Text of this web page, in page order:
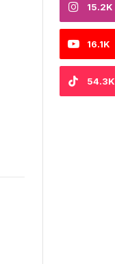
15.2K
16.1K
54.3K